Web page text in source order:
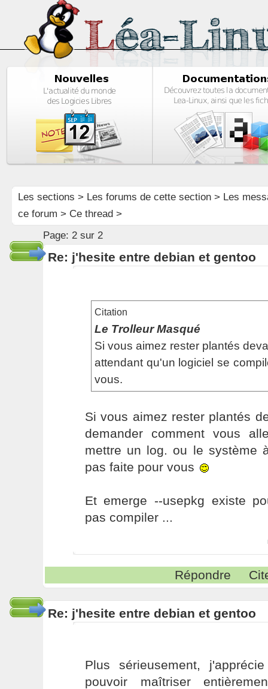
Les sections > Les forums de cette section> Les
ce forum > Ce thread >
Page: 2 sur 2
Re: j'hesite entre debian et gentoo
Citation
Le Trolleur Masqué
Si vous aimez rester plantés
attendant qu'un logiciel se
vous.
Si vous aimez rester plantés
demander comment vous
mettre un log. ou le système
pas faite pour vous
Et emerge --usepkg existe
pas compiler ...
Répondre
Re: j'hesite entre debian et gentoo
Plus sérieusement,
pouvoir maîtriser